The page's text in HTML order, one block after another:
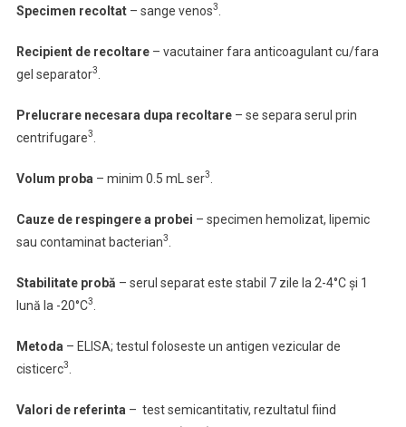
Specimen recoltat – sange venos3
Recipient de recoltare – vacutainer fara anticoagulant cu/fara
gel separator3
Prelucrare necesara dupa recoltare – se separa serul prin
centrifugare3
Volum proba – minim 0.5 mL ser3
Cauze de respingere a probei – specimen hemolizat, lipemic
sau contaminat bacterian3
Stabilitate probă – serul separat este stabil 7 zile la 2-4°C şi 1
lună la -20°C3
Metoda – ELISA; testul foloseste un antigen vezicular de
cisticerc3
Valori de referinta – test semicantitativ, rezultatul fiind